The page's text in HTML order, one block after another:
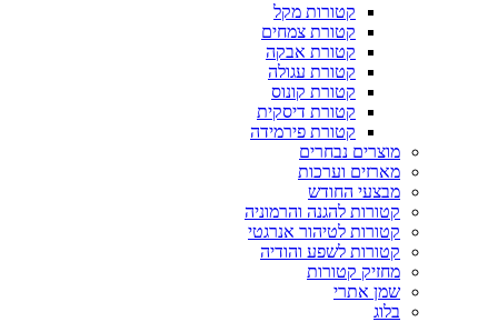
קטורות מקל
קטורת צמחים
קטורת אבקה
קטורת עגולה
קטורת קונוס
קטורת דיסקית
קטורת פירמידה
מוצרים נבחרים
מארזים וערכות
מבצעי החודש
קטורות להגנה והרמוניה
קטורות לטיהור אנרגטי
קטורות לשפע והודיה
מחזיק קטורות
שמן אתרי
בלוג